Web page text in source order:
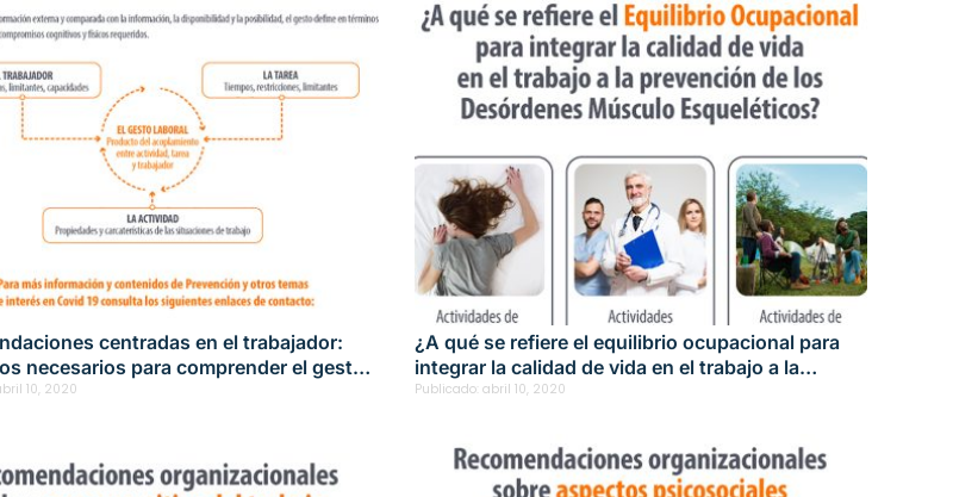
centradas en el trabajador:
necesarios para comprender el gesto
10, 2020
¿A qué se refiere el equilibrio ocupacional para
integrar la calidad de vida en el trabajo a la
prevención de los desórdenes músculo
Publicado: abril 10, 2020